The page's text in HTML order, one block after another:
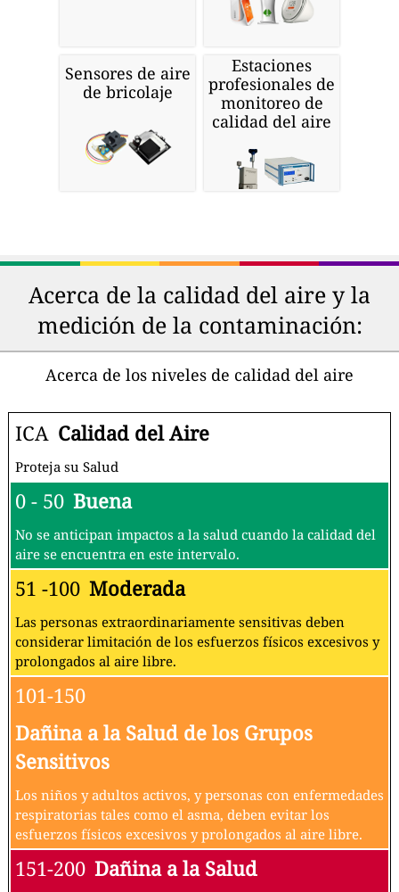
Sensores de aire
de bricolaje
Estaciones
profesionales de
monitoreo de
calidad del aire
Acerca de la calidad del aire y la
medición de la contaminación:
Acerca de los niveles de calidad del aire
ICA Calidad del Aire
Proteja su Salud
0 - 50 Buena
No se anticipan impactos a la salud cuando la calidad del
aire se encuentra en este intervalo.
51 -100 Moderada
Las personas extraordinariamente sensitivas deben
considerar limitación de los esfuerzos físicos excesivos y
prolongados al aire libre.
101-150
Dañina a la Salud de los Grupos
Sensitivos
Los niños y adultos activos, y personas con enfermedades
respiratorias tales como el asma, deben evitar los
esfuerzos físicos excesivos y prolongados al aire libre.
151-200 Dañina a la Salud